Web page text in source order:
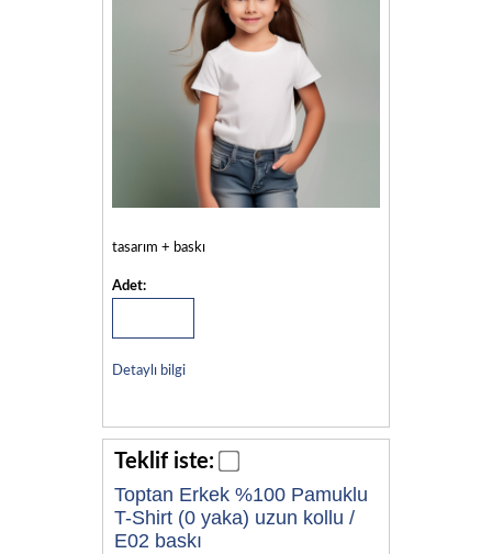
tasarım + baskı
Adet:
Detaylı bilgi
Teklif iste:
Toptan Erkek %100 Pamuklu
T-Shirt (0 yaka) uzun kollu /
E02 baskı